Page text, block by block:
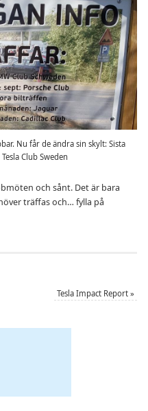
Nu får de ändra sin skylt: Sista
Club Sweden
och sånt. Det är bara
träffas och… fylla på
Tesla Impact Report »